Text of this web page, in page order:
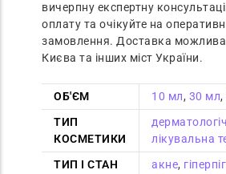
вичерпну експертну
оплату та очікуйте на
замовлення. Доставка
Києва та інших міст України.
ОБ'ЄМ 10 мл, 30 мл,
ТИП
КОСМЕТИКИ
лікувальна
ТИП І СТАН
акне,